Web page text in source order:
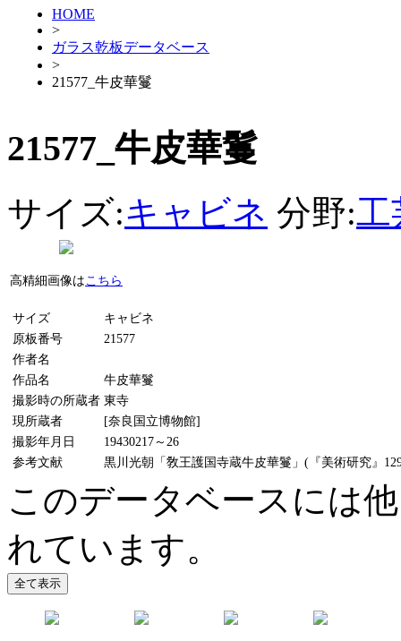
HOME
>
ガラス乾板データベース
>
21577_牛皮華鬘
21577_牛皮華鬘
サイズ:キャビネ 分野:工
高精細画像はこちら
サイズ
キャビネ
原板番号
21577
作者名
作品名
牛皮華鬘
撮影時の所蔵者 東寺
現所蔵者
[奈良国立博物館]
撮影年月日
19430217～26
参考文献
黒川光朝「敎王護国寺蔵牛皮華鬘」(『美術研究』
このデータベースには
れています。